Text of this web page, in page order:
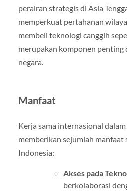
perairan strategis di Asia
memperkuat pertahanan
membeli teknologi canggih
merupakan komponen penting
negara.
Manfaat
Kerja sama internasional
memberikan sejumlah manfaat
Indonesia:
Akses pada
berkolaborasi